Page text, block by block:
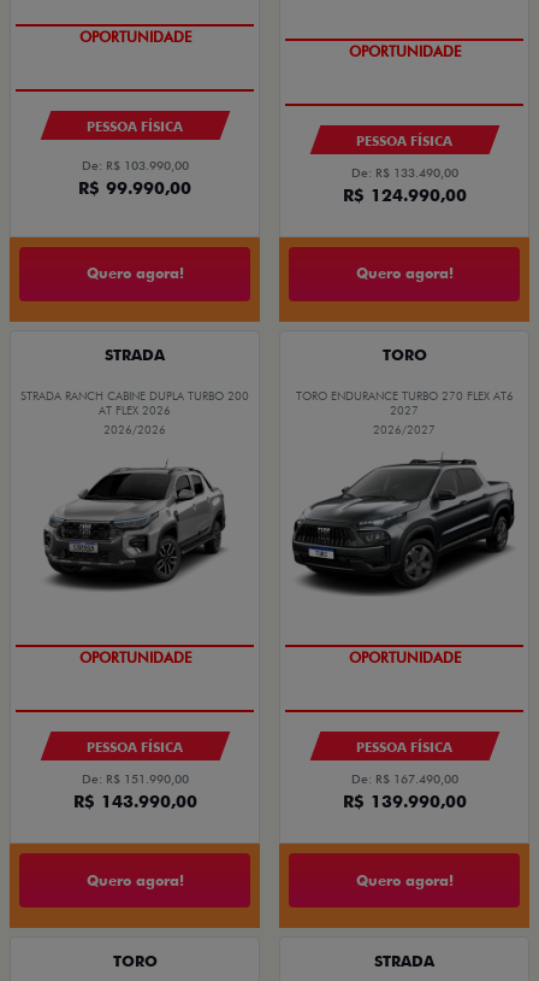
OPORTUNIDADE
PESSOA FÍSICA
De: R$ 103.990,00
R$ 99.990,00
Quero agora!
OPORTUNIDADE
PESSOA FÍSICA
De: R$ 133.490,00
R$ 124.990,00
Quero agora!
STRADA
STRADA RANCH CABINE DUPLA TURBO 200
AT FLEX 2026
2026/2026
OPORTUNIDADE
PESSOA FÍSICA
De: R$ 151.990,00
R$ 143.990,00
Quero agora!
TORO
TORO ENDURANCE TURBO 270 FLEX AT6
2027
2026/2027
COM USADO NA TROCA
PESSOA FÍSICA
De: R$ 167.490,00
R$ 139.990,00
Quero agora!
TORO STRADA